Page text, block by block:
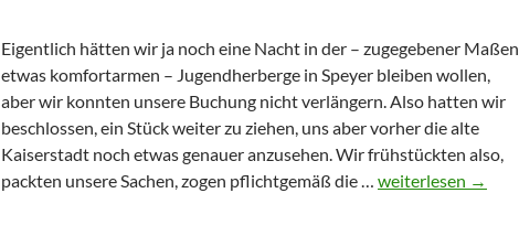
Eigentlich hätten wir ja noch eine Nacht in der – zugegebener Maßen
etwas komfortarmen – Jugendherberge in Speyer bleiben wollen,
aber wir konnten unsere Buchung nicht verlängern. Also hatten wir
beschlossen, ein Stück weiter zu ziehen, uns aber vorher die alte
Kaiserstadt noch etwas genauer anzusehen. Wir frühstückten also,
packten unsere Sachen, zogen pflichtgemäß die … 15.
weiterlesen →